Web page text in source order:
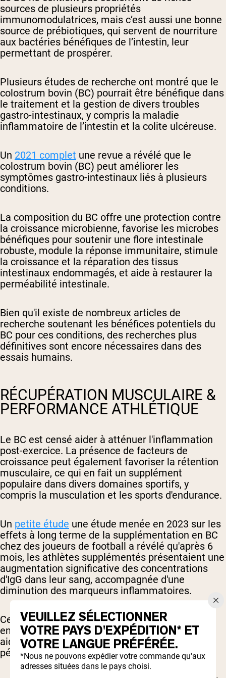
sources de plusieurs propriétés
immunomodulatrices, mais c’est aussi une bonne
source de prébiotiques, qui servent de nourriture
aux bactéries bénéfiques de l’intestin, leur
permettant de prospérer.
Plusieurs études de recherche ont montré que le
colostrum bovin (BC) pourrait être bénéfique dans
le traitement et la gestion de divers troubles
gastro-intestinaux, y compris la maladie
inflammatoire de l’intestin et la colite ulcéreuse.
Un 2021 complet une revue a révélé que le
colostrum bovin (BC) peut améliorer les
symptômes gastro-intestinaux liés à plusieurs
conditions.
La composition du BC offre une protection contre
la croissance microbienne, favorise les microbes
bénéfiques pour soutenir une flore intestinale
robuste, module la réponse immunitaire, stimule
la croissance et la réparation des tissus
intestinaux endommagés, et aide à restaurer la
perméabilité intestinale.
Bien qu'il existe de nombreux articles de
recherche soutenant les bénéfices potentiels du
BC pour ces conditions, des recherches plus
définitives sont encore nécessaires dans des
essais humains.
RÉCUPÉRATION MUSCULAIRE &
PERFORMANCE ATHLÉTIQUE
Le BC est censé aider à atténuer l'inflammation
post-exercice. La présence de facteurs de
croissance peut également favoriser la rétention
musculaire, ce qui en fait un supplément
populaire dans divers domaines sportifs, y
compris la musculation et les sports d'endurance.
Un petite étude une étude menée en 2023 sur les
effets à long terme de la supplémentation en BC
chez des joueurs de football a révélé qu'après 6
mois, les athlètes supplémentés présentaient une
augmentation significative des concentrations
d'IgG dans leur sang, accompagnée d'une
diminution des marqueurs inflammatoires.
Ces résultats suggèrent que la supplémentation
en BC pourrait être une intervention sûre pour
aider à réduire l'inflammation causée par des
périodes d'entraînement intenses.
VEUILLEZ SÉLECTIONNER
VOTRE PAYS D'EXPÉDITION* ET
VOTRE LANGUE PRÉFÉRÉE.
*Nous ne pouvons expédier votre commande qu'aux
adresses situées dans le pays choisi.